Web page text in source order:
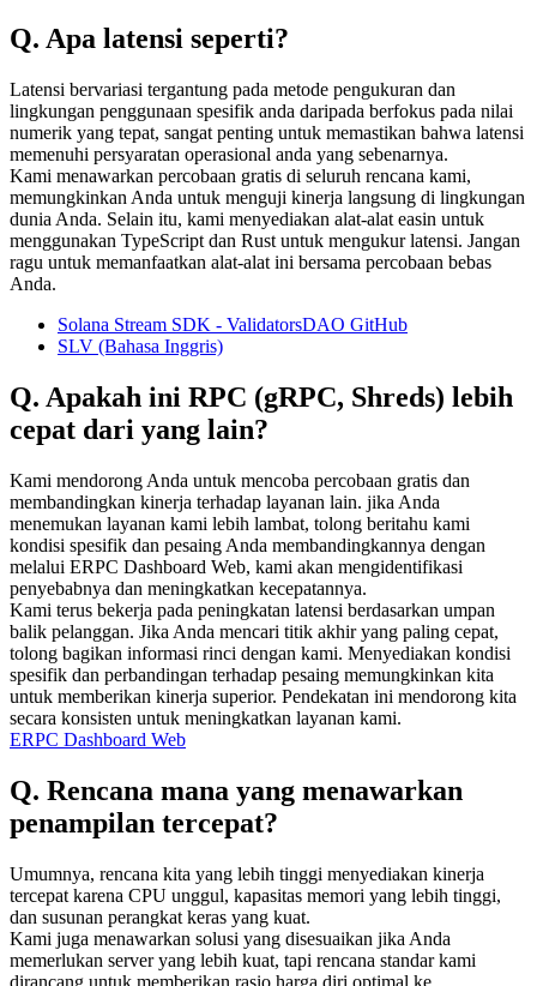
Q. Apa latensi seperti?
Latensi bervariasi tergantung pada metode pengukuran dan
lingkungan penggunaan spesifik anda daripada berfokus pada nilai
numerik yang tepat, sangat penting untuk memastikan bahwa latensi
memenuhi persyaratan operasional anda yang sebenarnya.
Kami menawarkan percobaan gratis di seluruh rencana kami,
memungkinkan Anda untuk menguji kinerja langsung di lingkungan
dunia Anda. Selain itu, kami menyediakan alat-alat easin untuk
menggunakan TypeScript dan Rust untuk mengukur latensi. Jangan
ragu untuk memanfaatkan alat-alat ini bersama percobaan bebas
Anda.
Solana Stream SDK - ValidatorsDAO GitHub
SLV (Bahasa Inggris)
Q. Apakah ini RPC (gRPC, Shreds) lebih
cepat dari yang lain?
Kami mendorong Anda untuk mencoba percobaan gratis dan
membandingkan kinerja terhadap layanan lain. jika Anda
menemukan layanan kami lebih lambat, tolong beritahu kami
kondisi spesifik dan pesaing Anda membandingkannya dengan
melalui ERPC Dashboard Web, kami akan mengidentifikasi
penyebabnya dan meningkatkan kecepatannya.
Kami terus bekerja pada peningkatan latensi berdasarkan umpan
balik pelanggan. Jika Anda mencari titik akhir yang paling cepat,
tolong bagikan informasi rinci dengan kami. Menyediakan kondisi
spesifik dan perbandingan terhadap pesaing memungkinkan kita
untuk memberikan kinerja superior. Pendekatan ini mendorong kita
secara konsisten untuk meningkatkan layanan kami.
ERPC Dashboard Web
Q. Rencana mana yang menawarkan
penampilan tercepat?
Umumnya, rencana kita yang lebih tinggi menyediakan kinerja
tercepat karena CPU unggul, kapasitas memori yang lebih tinggi,
dan susunan perangkat keras yang kuat.
Kami juga menawarkan solusi yang disesuaikan jika Anda
memerlukan server yang lebih kuat, tapi rencana standar kami
dirancang untuk memberikan rasio harga diri optimal ke